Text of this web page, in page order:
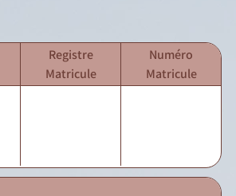
Registre
Matricule
Numéro
Matricule